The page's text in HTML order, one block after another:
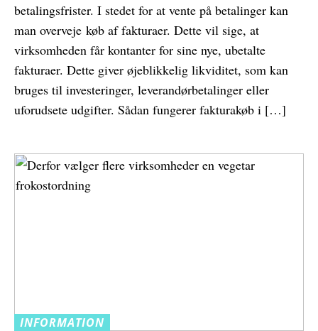
betalingsfrister. I stedet for at vente på betalinger kan
man overveje køb af fakturaer. Dette vil sige, at
virksomheden får kontanter for sine nye, ubetalte
fakturaer. Dette giver øjeblikkelig likviditet, som kan
bruges til investeringer, leverandørbetalinger eller
uforudsete udgifter. Sådan fungerer fakturakøb i […]
INFORMATION